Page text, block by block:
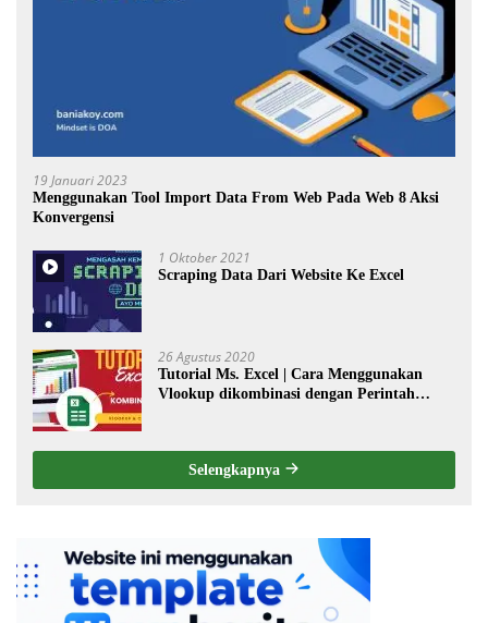
19 Januari 2023
Menggunakan Tool Import Data From Web Pada Web 8 Aksi
Konvergensi
1 Oktober 2021
Scraping Data Dari Website Ke Excel
26 Agustus 2020
Tutorial Ms. Excel | Cara Menggunakan
Vlookup dikombinasi dengan Perintah
Selengkapnya